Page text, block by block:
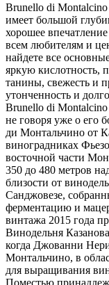
Brunello di
имеет большой
хорошее
всем любителям и
найдете все
яркую кислотность,
танины, свежесть и
утонченность и
Brunello di
не говоря уже о его
ди Монтальчино от
виноградниках
восточной части
350 до 480 метров
близости от
Санджовезе,
ферментацию и
винтажа 2015 года
Винодельня
когда Джованни
Монтальчино, в
для выращивания
Поместью